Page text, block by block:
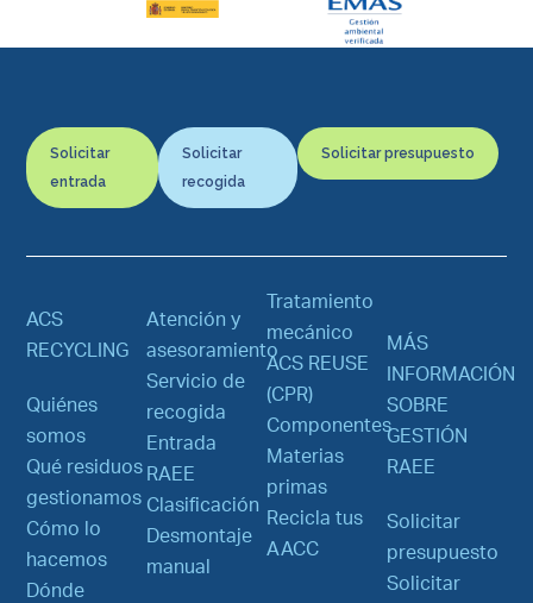
Solicitar
entrada
Solicitar
recogida
Solicitar presupuesto
ACS
RECYCLING
Quiénes
somos
Qué residuos
gestionamos
Cómo lo
hacemos
Dónde
Atención y
asesoramiento
Servicio de
recogida
Entrada
RAEE
Clasificación
Desmontaje
manual
Tratamiento
mecánico
ACS REUSE
(CPR)
Componentes
Materias
primas
Recicla tus
AACC
MÁS
INFORMACIÓN
SOBRE
GESTIÓN
RAEE
Solicitar
presupuesto
Solicitar